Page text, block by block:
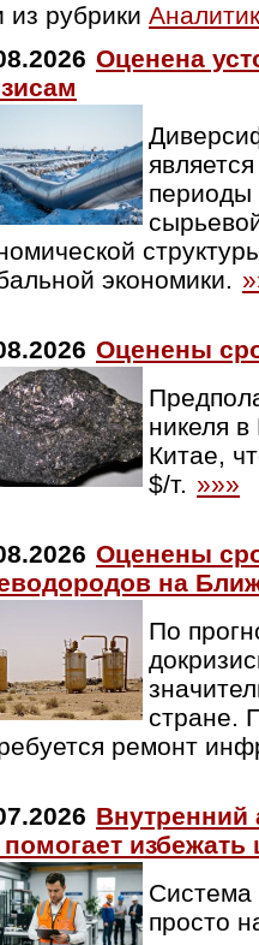
из рубрики
Оценена
периоды
экономики.
Оценены
никеля
Китае,
$/т. »»»
Оценены
на
По
стране.
ремонт
Внутренний
помогает
Система
просто